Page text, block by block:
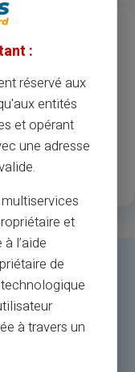
торговців та
банкоматів
35
країни
:
réservé aux
entités
et opérant
une adresse
et
l’aide
de
à travers un